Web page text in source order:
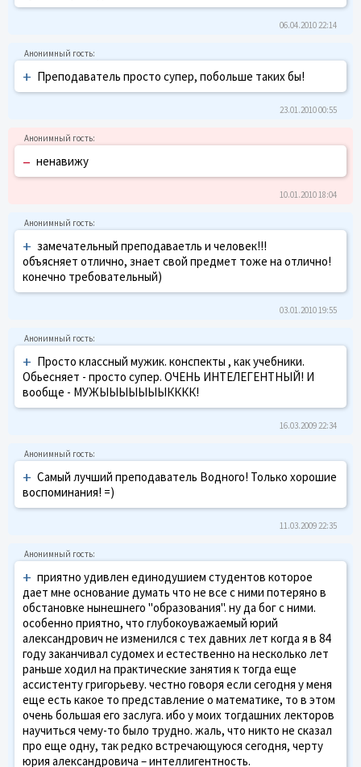
06.04.2010 22:14
+ Преподаватель просто супер, побольше таких бы!
23.01.2010 00:55
– ненавижу
10.01.2010 18:04
+ замечательный преподаваетль и человек!!!
объясняет отлично, знает свой предмет тоже на отлично!
конечно требовательный)
03.01.2010 19:55
+ Просто классный мужик. конспекты , как учебники.
Обьесняет - просто супер. ОЧЕНЬ ИНТЕЛЕГЕНТНЫЙ! И
вообще - МУЖЫЫЫЫЫЫЫКККК!
16.03.2009 22:34
+ Самый лучший преподаватель Водного! Только хорошие
воспоминания! =)
11.03.2009 22:35
+ приятно удивлен единодушием студентов которое
дает мне основание думать что не все с ними потеряно в
обстановке нынешнего "образования". ну да бог с ними.
особенно приятно, что глубокоуважаемый юрий
александрович не изменился с тех давних лет когда я в 84
году заканчивал судомех и естественно на несколько лет
раньше ходил на практические занятия к тогда еще
ассистенту григорьеву. честно говоря если сегодня у меня
еще есть какое то представление о математике, то в этом
очень большая его заслуга. ибо у моих тогдашних лекторов
научиться чему-то было трудно. жаль, что никто не сказал
про еще одну, так редко встречающуюся сегодня, черту
юрия александровича – интеллигентность.